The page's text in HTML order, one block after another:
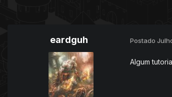
eardguh Postado
Algum